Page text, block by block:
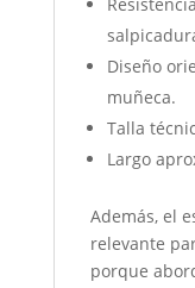
Diseño
muñeca.
Talla
Largo
Además, el
relevante
porque